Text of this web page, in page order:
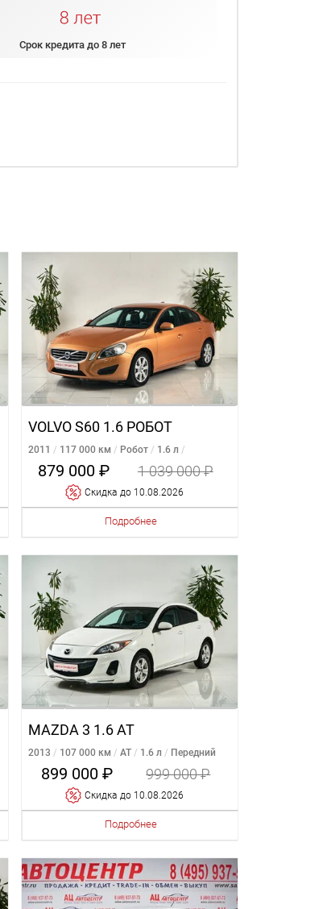
Срок кредита до 8 лет
VOLVO S60 1.6 РОБОТ
2011 117 000 км Робот
1.6 л
Передний
879 000 ₽ 1 039 000 ₽
Cкидка до 10.08.2026
Подробнее
MAZDA 3 1.6 AT
2013 107 000 км AT 1.6 л Передний
899 000 ₽ 999 000 ₽
Cкидка до 10.08.2026
Подробнее